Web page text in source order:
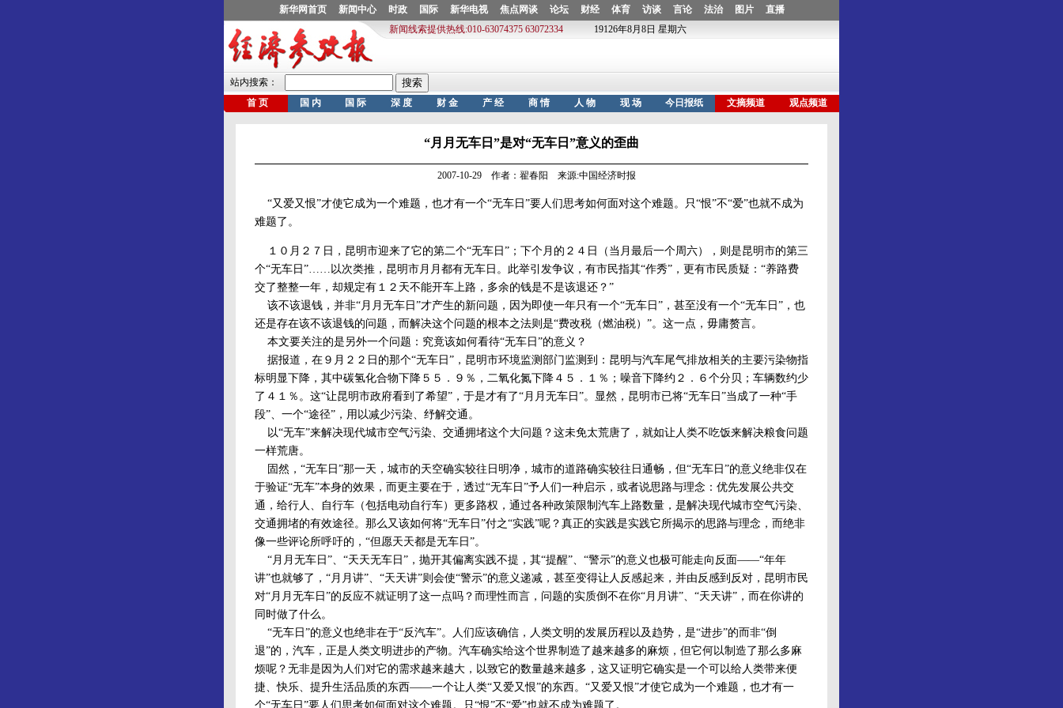
“月月无车日”是对“无车日”意义的歪曲
2007-10-29 作者：翟春阳 来源:中国经济时报
“又爱又恨”才使它成为一个难题，也才有一个“无车日”要人们思考如何面对这个难题。只“恨”不“爱”也就不成为
难题了。
１０月２７日，昆明市迎来了它的第二个“无车日”；下个月的２４日（当月最后一个周六），则是昆明市的第三
个“无车日”……以次类推，昆明市月月都有无车日。此举引发争议，有市民指其“作秀”，更有市民质疑：“养路费
交了整整一年，却规定有１２天不能开车上路，多余的钱是不是该退还？”
该不该退钱，并非“月月无车日”才产生的新问题，因为即使一年只有一个“无车日”，甚至没有一个“无车日”，也
还是存在该不该退钱的问题，而解决这个问题的根本之法则是“费改税（燃油税）”。这一点，毋庸赘言。
本文要关注的是另外一个问题：究竟该如何看待“无车日”的意义？
据报道，在９月２２日的那个“无车日”，昆明市环境监测部门监测到：昆明与汽车尾气排放相关的主要污染物指
标明显下降，其中碳氢化合物下降５５．９％，二氧化氮下降４５．１％；噪音下降约２．６个分贝；车辆数约少
了４１％。这“让昆明市政府看到了希望”，于是才有了“月月无车日”。显然，昆明市已将“无车日”当成了一种“手
段”、一个“途径”，用以减少污染、纾解交通。
以“无车”来解决现代城市空气污染、交通拥堵这个大问题？这未免太荒唐了，就如让人类不吃饭来解决粮食问题
一样荒唐。
固然，“无车日”那一天，城市的天空确实较往日明净，城市的道路确实较往日通畅，但“无车日”的意义绝非仅在
于验证“无车”本身的效果，而更主要在于，透过“无车日”予人们一种启示，或者说思路与理念：优先发展公共交
通，给行人、自行车（包括电动自行车）更多路权，通过各种政策限制汽车上路数量，是解决现代城市空气污染、
交通拥堵的有效途径。那么又该如何将“无车日”付之“实践”呢？真正的实践是实践它所揭示的思路与理念，而绝非
像一些评论所呼吁的，“但愿天天都是无车日”。
“月月无车日”、“天天无车日”，抛开其偏离实践不提，其“提醒”、“警示”的意义也极可能走向反面——“年年
讲”也就够了，“月月讲”、“天天讲”则会使“警示”的意义递减，甚至变得让人反感起来，并由反感到反对，昆明市民
对“月月无车日”的反应不就证明了这一点吗？而理性而言，问题的实质倒不在你“月月讲”、“天天讲”，而在你讲的
同时做了什么。
“无车日”的意义也绝非在于“反汽车”。人们应该确信，人类文明的发展历程以及趋势，是“进步”的而非“倒
退”的，汽车，正是人类文明进步的产物。汽车确实给这个世界制造了越来越多的麻烦，但它何以制造了那么多麻
烦呢？无非是因为人们对它的需求越来越大，以致它的数量越来越多，这又证明它确实是一个可以给人类带来便
捷、快乐、提升生活品质的东西——一个让人类“又爱又恨”的东西。“又爱又恨”才使它成为一个难题，也才有一
个“无车日”要人们思考如何面对这个难题。只“恨”不“爱”也就不成为难题了。